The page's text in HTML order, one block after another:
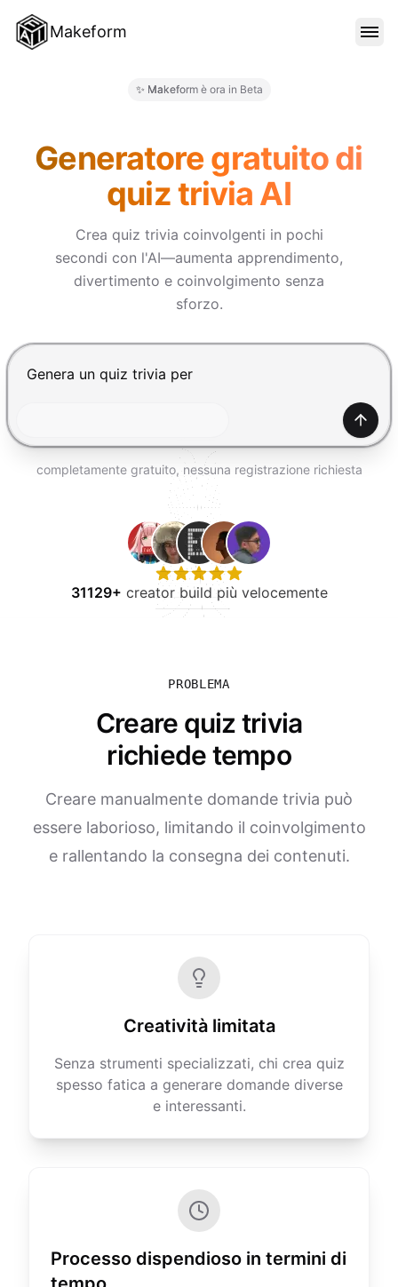
Makeform
PREZZI
ACCEDI
✨ Makeform è ora in Beta
Generatore gratuito di
quiz trivia AI
Crea quiz trivia coinvolgenti in pochi
secondi con l'AI—aumenta apprendimento,
divertimento e coinvolgimento senza
sforzo.
Premi Invio per inviare, Shift+Invio per nuova riga
completamente gratuito, nessuna registrazione richiesta
31129+ creator build più velocemente
PROBLEMA
Creare quiz trivia
richiede tempo
Creare manualmente domande trivia può
essere laborioso, limitando il coinvolgimento
e rallentando la consegna dei contenuti.
Creatività limitata
Senza strumenti specializzati, chi crea quiz
spesso fatica a generare domande diverse
e interessanti.
Processo dispendioso in termini di